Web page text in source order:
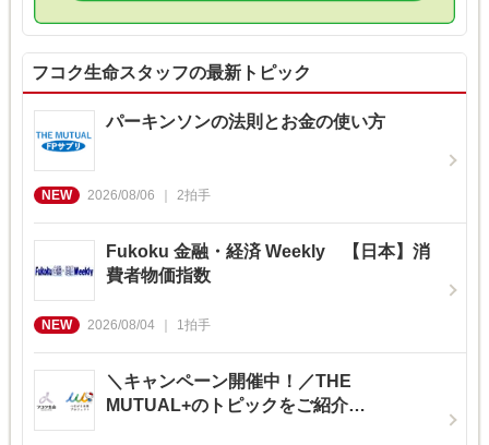
フコク生命スタッフの最新トピック
パーキンソンの法則とお金の使い方
2026/08/06 2拍手
Fukoku 金融・経済 Weekly 【日本】消
費者物価指数
2026/08/04 1拍手
＼キャンペーン開催中！／THE
MUTUAL+のトピックをご紹介…